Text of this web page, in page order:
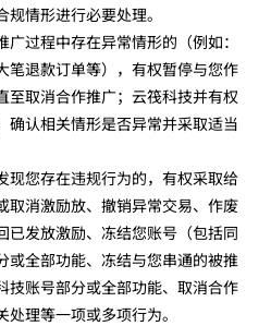
情形进行必要处理。
广过程中存在异常情形的（例如：
笔退款订单等），有权暂停与您作
至取消合作推广；云筏科技并有权
确认相关情形是否异常并采取适当
现您存在违规行为的，有权采取给
取消激励放、撤销异常交易、作废
已发放激励、冻结您账号（包括同
或全部功能、冻结与您串通的被推
技账号部分或全部功能、取消合作
处理等一项或多项行为。